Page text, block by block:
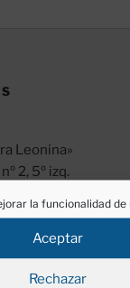
la funcionalidad
Aceptar
Rechazar
Leonina»
2, 5º izq.
festivos)